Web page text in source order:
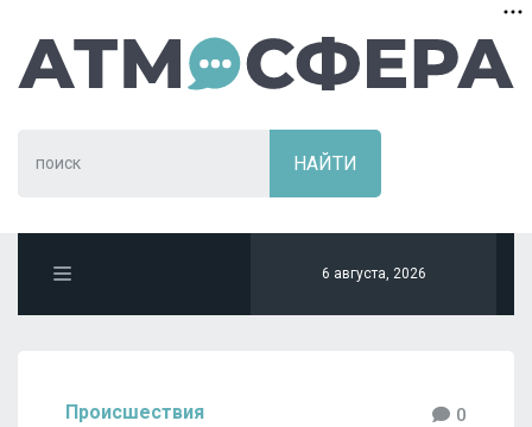
6 августа, 2026
Происшествия 0